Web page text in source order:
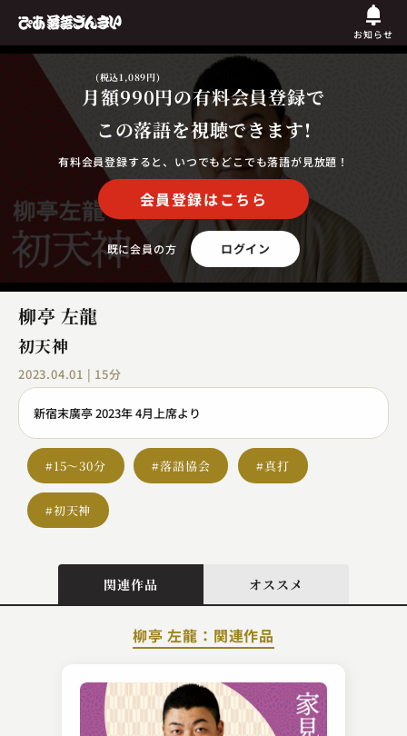
お知らせ
月額990円
(税込1,089円)
の有料会員登録で
この落語を視聴できます!
有料会員登録すると、いつでもどこでも落語が見放題！
会員登録はこちら
既に会員の方 ログイン
柳亭 左龍
初天神
2023.04.01 | 15分
新宿末廣亭 2023年 4月上席より
#15～30分 #落語協会 #真打
#初天神
関連作品 オススメ
柳亭 左龍：関連作品